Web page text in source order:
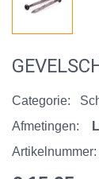
Categorie:
Afmetingen:
Artikelnummer: